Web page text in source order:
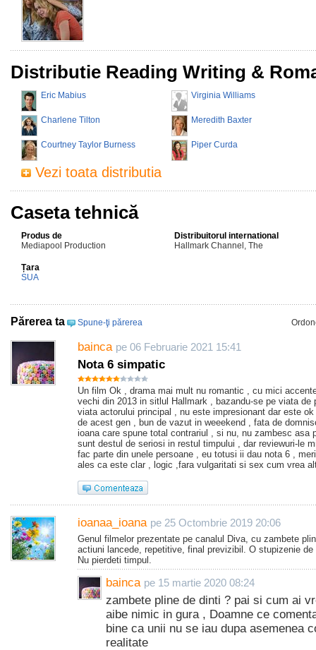
Distributie Reading Writing &
Eric Mabius Virginia Williams
Charlene Tilton Meredith Baxter
Courtney Taylor Burness Piper Curda
Vezi toata distributia
Caseta tehnică
Produs de
Mediapool Production
Distribuitorul international
Hallmark Channel, The
Țara
SUA
Părerea ta Spune-ţi părerea
bainca pe 06 Februarie 2021 15:41
Nota 6 simpatic
Un film Ok , drama mai mult nu romantic , cu mici
vechi din 2013 in sitlul Hallmark , bazandu-se pe viata de
viata actorului principal , nu este impresionant dar este
de acest gen , bun de vazut in weeekend , fata de
ioana care spune total contrariul , si nu, nu zambesc asa
sunt destul de seriosi in restul timpului , dar reviewuri-le
fac parte din unele persoane , eu totusi ii dau nota 6 ,
ales ca este clar , logic ,fara vulgaritati si sex cum vrea
ioanaa_ioana pe 25 Octombrie 2019 20:06
Genul filmelor prezentate pe canalul Diva, cu zambete
actiuni lancede, repetitive, final previzibil. O stupizenie de
Nu pierdeti timpul.
bainca pe 15 martie 2020 08:24
zambete pline de dinti ? pai si cum ai
aibe nimic in gura , Doamne ce
bine ca unii nu se iau dupa asemenea
realitate